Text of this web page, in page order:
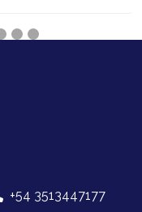
+54 3513447177